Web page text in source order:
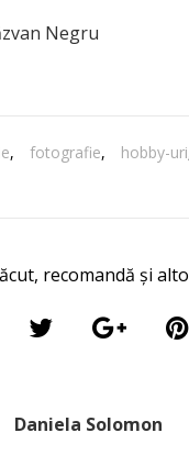
Negru
, fotografie, hobby-uri
recomandă și
Daniela Solomon